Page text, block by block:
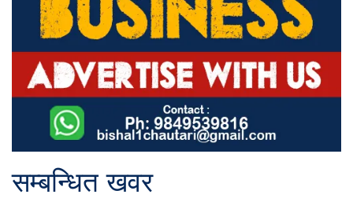
सम्बन्धित खवर